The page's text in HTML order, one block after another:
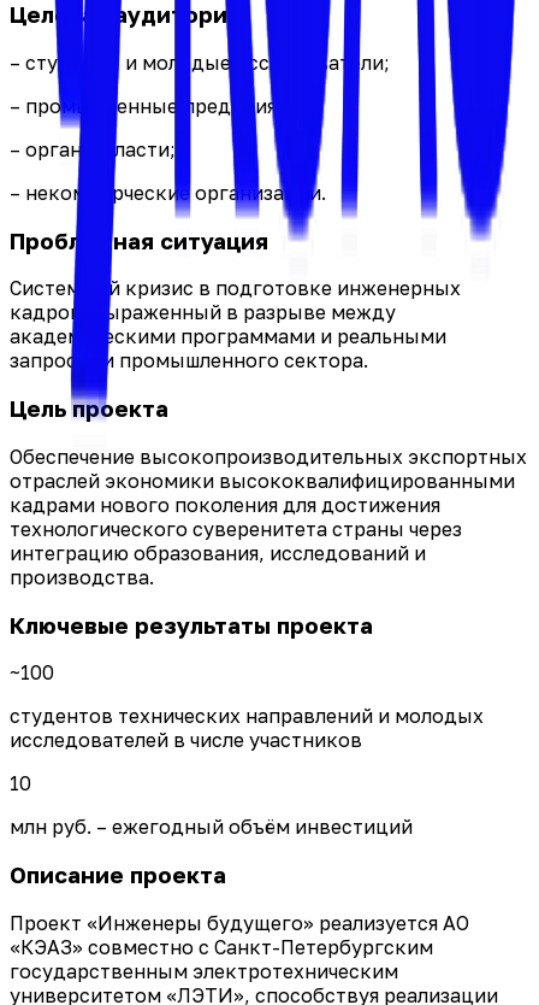
Целевая аудитория
– студенты и молодые исследователи;
– промышленные предприятия;
– органы власти;
– некоммерческие организации.
Проблемная ситуация
Системный кризис в подготовке инженерных
кадров, выраженный в разрыве между
академическими программами и реальными
запросами промышленного сектора.
Цель проекта
Обеспечение высокопроизводительных экспортных
отраслей экономики высококвалифицированными
кадрами нового поколения для достижения
технологического суверенитета страны через
интеграцию образования, исследований и
производства.
Ключевые результаты проекта
~100
студентов технических направлений и молодых
исследователей в числе участников
10
млн руб. – ежегодный объём инвестиций
Описание проекта
Проект «Инженеры будущего» реализуется АО
«КЭАЗ» совместно с Санкт-Петербургским
государственным электротехническим
университетом «ЛЭТИ», способствуя реализации